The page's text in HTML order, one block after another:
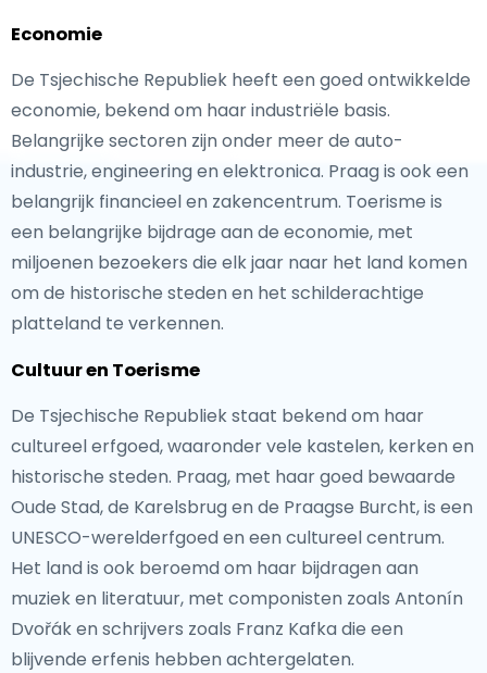
Economie
De Tsjechische Republiek heeft een goed ontwikkelde
economie, bekend om haar industriële basis.
Belangrijke sectoren zijn onder meer de auto-
industrie, engineering en elektronica. Praag is ook een
belangrijk financieel en zakencentrum. Toerisme is
een belangrijke bijdrage aan de economie, met
miljoenen bezoekers die elk jaar naar het land komen
om de historische steden en het schilderachtige
platteland te verkennen.
Cultuur en Toerisme
De Tsjechische Republiek staat bekend om haar
cultureel erfgoed, waaronder vele kastelen, kerken en
historische steden. Praag, met haar goed bewaarde
Oude Stad, de Karelsbrug en de Praagse Burcht, is een
UNESCO-werelderfgoed en een cultureel centrum.
Het land is ook beroemd om haar bijdragen aan
muziek en literatuur, met componisten zoals Antonín
Dvořák en schrijvers zoals Franz Kafka die een
blijvende erfenis hebben achtergelaten.